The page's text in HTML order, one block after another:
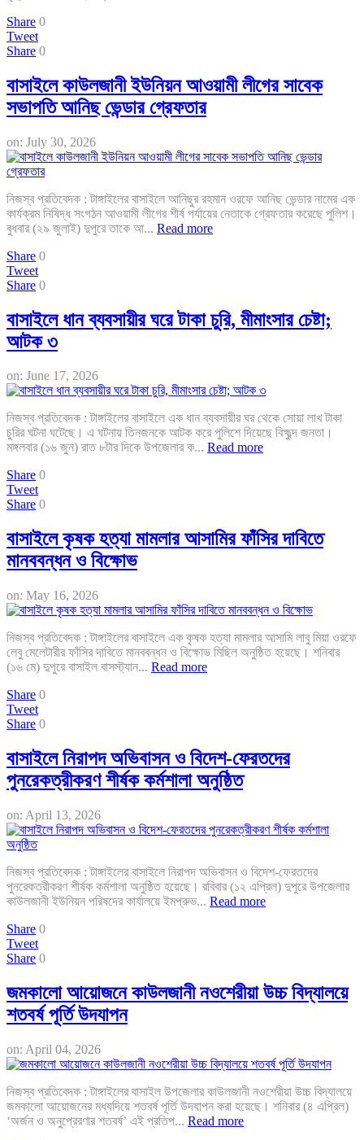
Share 0
Tweet
Share 0
বাসাইলে কাউলজানী ইউনিয়ন আওয়ামী লীগের সাবেক
সভাপতি আনিছ ভেন্ডার গ্রেফতার
on: July 30, 2026
নিজস্ব প্রতিবেদক : টাঙ্গাইলের বাসাইলে আনিছুর রহমান ওরফে আনিছ ভেন্ডার নামের এক
কার্যক্রম নিষিদ্ধ সংগঠন আওয়ামী লীগের শীর্ষ পর্যায়ের নেতাকে গ্রেফতার করেছে পুলিশ।
বুধবার (২৯ জুলাই) দুপুরে তাকে আ... Read more
Share 0
Tweet
Share 0
বাসাইলে ধান ব্যবসায়ীর ঘরে টাকা চুরি, মীমাংসার চেষ্টা;
আটক ৩
on: June 17, 2026
নিজস্ব প্রতিবেদক : টাঙ্গাইলের বাসাইলে এক ধান ব্যবসায়ীর ঘর থেকে সোয়া লাখ টাকা
চুরির ঘটনা ঘটেছে। এ ঘটনায় তিনজনকে আটক করে পুলিশে দিয়েছে বিক্ষুব্দ জনতা।
মঙ্গলবার (১৬ জুন) রাত ৮টার দিকে উপজেলার ক... Read more
Share 0
Tweet
Share 0
বাসাইলে কৃষক হত্যা মামলার আসামির ফাঁসির দাবিতে
মানববন্ধন ও বিক্ষোভ
on: May 16, 2026
নিজস্ব প্রতিবেদক : টাঙ্গাইলের বাসাইলে এক কৃষক হত্যা মামলার আসামি লাবু মিয়া ওরফে
লেবু মেলেটারীর ফাঁসির দাবিতে মানববন্ধন ও বিক্ষোভ মিছিল অনুষ্ঠিত হয়েছে। শনিবার
(১৬ মে) দুপুরে বাসাইল বাসস্ট্যান... Read more
Share 0
Tweet
Share 0
বাসাইলে নিরাপদ অভিবাসন ও বিদেশ-ফেরতদের
পুনরেকত্রীকরণ শীর্ষক কর্মশালা অনুষ্ঠিত
on: April 13, 2026
নিজস্ব প্রতিবেদক : টাঙ্গাইলের বাসাইলে নিরাপদ অভিবাসন ও বিদেশ-ফেরতদের
পুনরেকত্রীকরণ শীর্ষক কর্মশালা অনুষ্ঠিত হয়েছে। রবিবার (১২ এপ্রিল) দুপুরে উপজেলার
কাউলজানী ইউনিয়ন পরিষদের কার্যালয়ে ইমপ্রুভ... Read more
Share 0
Tweet
Share 0
জমকালো আয়োজনে কাউলজানী নওশেরীয়া উচ্চ বিদ্যালয়ে
শতবর্ষ পূর্তি উদযাপন
on: April 04, 2026
নিজস্ব প্রতিবেদক : টাঙ্গাইলের বাসাইল উপজেলার কাউলজানী নওশেরীয়া উচ্চ বিদ্যালয়ে
জমকালো আয়োজনের মধ্যদিয়ে শতবর্ষ পূর্তি উদযাপন করা হয়েছে। শনিবার (৪ এপ্রিল)
‘অর্জন ও অনুপ্রেরণার শতবর্ষ’ এই প্রতিপ... Read more